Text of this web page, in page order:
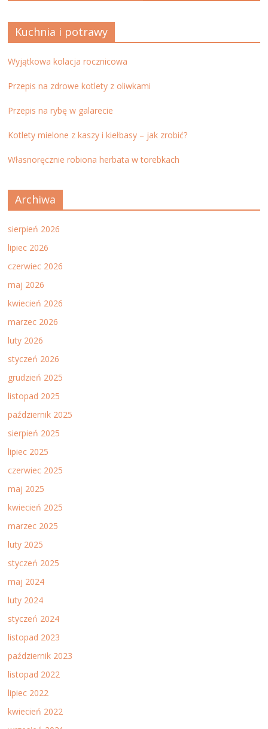
Kuchnia i potrawy
Wyjątkowa kolacja rocznicowa
Przepis na zdrowe kotlety z oliwkami
Przepis na rybę w galarecie
Kotlety mielone z kaszy i kiełbasy – jak zrobić?
Własnoręcznie robiona herbata w torebkach
Archiwa
sierpień 2026
lipiec 2026
czerwiec 2026
maj 2026
kwiecień 2026
marzec 2026
luty 2026
styczeń 2026
grudzień 2025
listopad 2025
październik 2025
sierpień 2025
lipiec 2025
czerwiec 2025
maj 2025
kwiecień 2025
marzec 2025
luty 2025
styczeń 2025
maj 2024
luty 2024
styczeń 2024
listopad 2023
październik 2023
listopad 2022
lipiec 2022
kwiecień 2022